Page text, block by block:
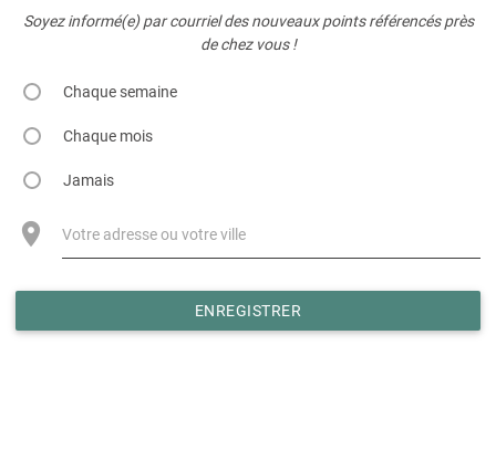
Soyez informé(e) par courriel des nouveaux points référencés près
de chez vous !
Chaque semaine
Chaque mois
Jamais
Votre adresse ou votre ville